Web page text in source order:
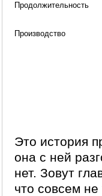
Продолжительность
Производство
Это история
она с ней
нет. Зовут
что совсем